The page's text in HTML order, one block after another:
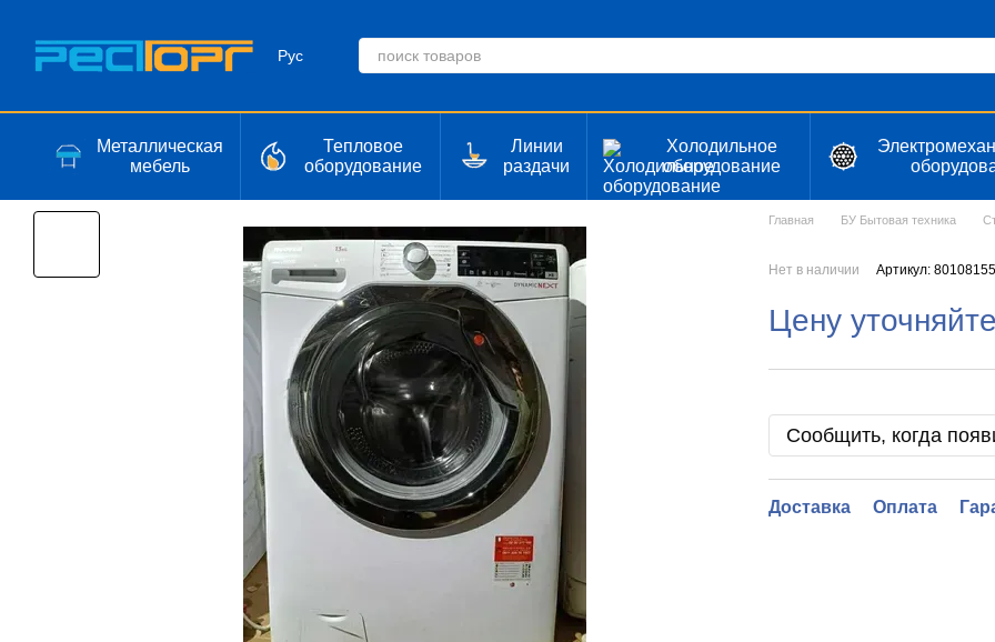
Рус
Металлическая
мебель
Тепловое
оборудование
Линии
раздачи
Холодильное
оборудование
Главная БУ Бытовая техника
Нет в наличии Артикул:
Цену уточняйте
Сообщить, когда
Доставка Оплата